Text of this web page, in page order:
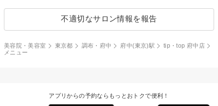
不適切なサロン情報を報告
美容院・美容室 東京都 調布・府中 府中(東京)駅
tip・top 府中店
メニュー
アプリからの予約ならもっとおトクで便利！